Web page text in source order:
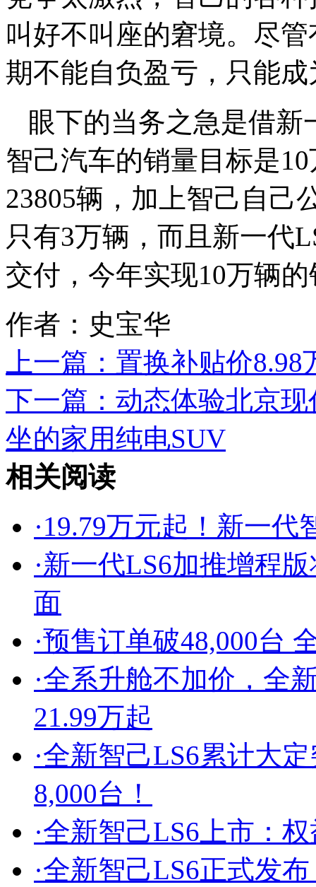
叫好不叫座的窘境。尽
期不能自负盈亏，只能
眼下的当务之急是借新
智己汽车的销量目标是
23805辆，加上智己自己
只有3万辆，而且新一代
交付，今年实现10万辆
作者：史宝华
上一篇： 置换补贴价8.98
下一篇： 动态体验北京
坐的家用纯电SUV
相关阅读
·19.79万元起！新一代
·新一代LS6加推增程
面
·预售订单破48,000台
·全系升舱不加价，全
21.99万起
·全新智己LS6累计大
8,000台！
·全新智己LS6上市：
·全新智己LS6正式发